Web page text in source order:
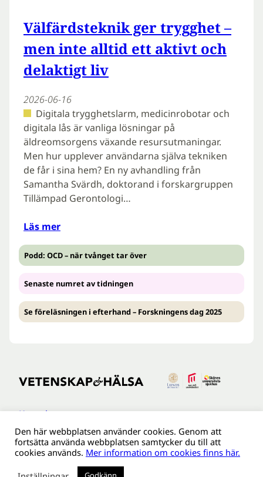
Välfärdsteknik ger trygghet –
men inte alltid ett aktivt och
delaktigt liv
2026-06-16
Digitala trygghetslarm, medicinrobotar och
digitala lås är vanliga lösningar på
äldreomsorgens växande resursutmaningar.
Men hur upplever användarna själva tekniken
de får i sina hem? En ny avhandling från
Samantha Svärdh, doktorand i forskargruppen
Tillämpad Gerontologi…
Läs mer
Podd: OCD – när tvånget tar över
Senaste numret av tidningen
Se föreläsningen i efterhand – Forskningens dag 2025
Kontakt
Tillgänglighetsredogöreldse
Om webbplatsen
Behandling av personuppgifter
Den här webbplatsen använder cookies. Genom att
fortsätta använda webbplatsen samtycker du till att
cookies används. Mer information om cookies finns här.